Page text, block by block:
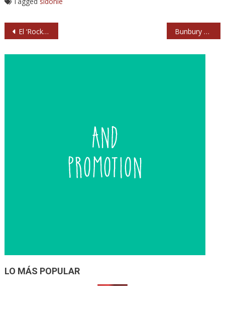
Navegación
El ‘Rock rápido’ de Los Zigarros a toda pastilla Bunbury anuncia concierto en La Romareda
LO MÁS POPULAR